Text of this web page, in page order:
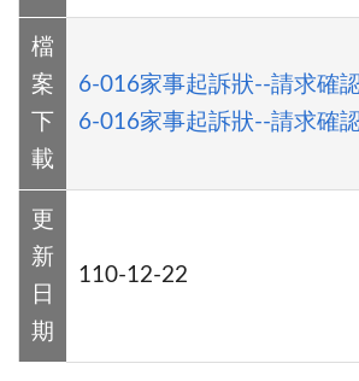
檔
案
下
載
6-016家事起訴狀--請求確
6-016家事起訴狀--請求確
更
新
日
期
110-12-22